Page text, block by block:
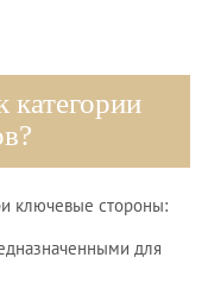
категории
ключевые стороны:
для